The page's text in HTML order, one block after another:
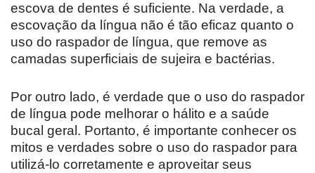
escova de dentes é suficiente. Na verdade, a
escovação da língua não é tão eficaz quanto o
uso do raspador de língua, que remove as
camadas superficiais de sujeira e bactérias.
Por outro lado, é verdade que o uso do raspador
de língua pode melhorar o hálito e a saúde
bucal geral. Portanto, é importante conhecer os
mitos e verdades sobre o uso do raspador para
utilizá-lo corretamente e aproveitar seus